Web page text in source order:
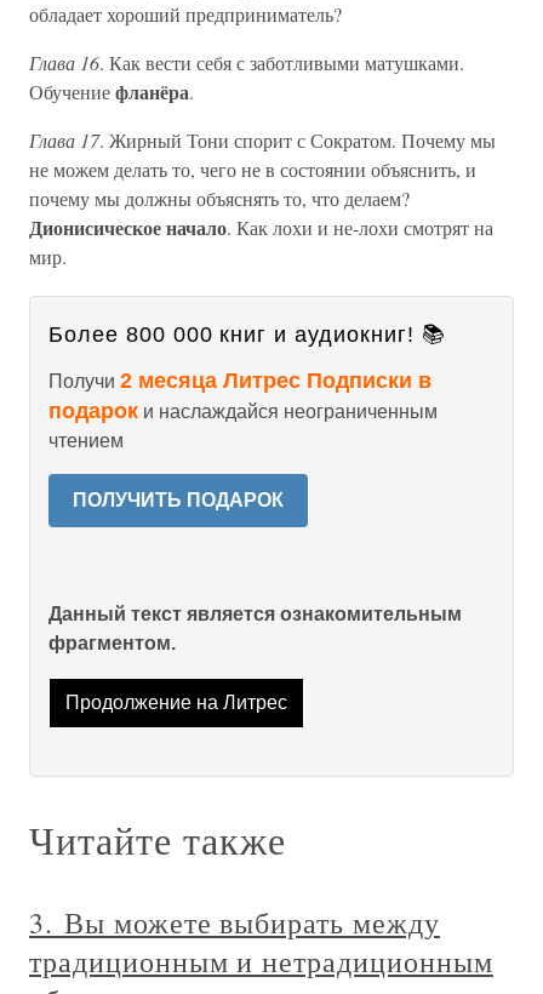
обладает хороший предприниматель?
Глава 16. Как вести себя с заботливыми матушками.
Обучениефланёра.
Глава 17. Жирный Тони спорит с Сократом. Почему мы
не можем делать то, чего не в состоянии объяснить, и
почему мы должны объяснять то, что делаем?
Дионисическое начало. Как лохи и не-лохи смотрят на
мир.
Более 800 000 книг и аудиокниг! 📚
Получи 2 месяца Литрес Подписки в
подарок и наслаждайся неограниченным
чтением
ПОЛУЧИТЬ ПОДАРОК
Данный текст является ознакомительным
фрагментом.
Продолжение на Литрес
Читайте также
3. Вы можете выбирать между
традиционным и нетрадиционным